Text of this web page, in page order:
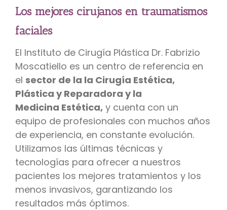
Los mejores cirujanos en traumatismos
faciales
El Instituto de Cirugía Plástica Dr. Fabrizio
Moscatiello es un centro de referencia en
el sector de la la Cirugía Estética,
Plástica y Reparadora y la
Medicina Estética,y cuenta con un
equipo de profesionales con muchos años
de experiencia, en constante evolución.
Utilizamos las últimas técnicas y
tecnologías para ofrecer a nuestros
pacientes los mejores tratamientos y los
menos invasivos, garantizando los
resultados más óptimos.